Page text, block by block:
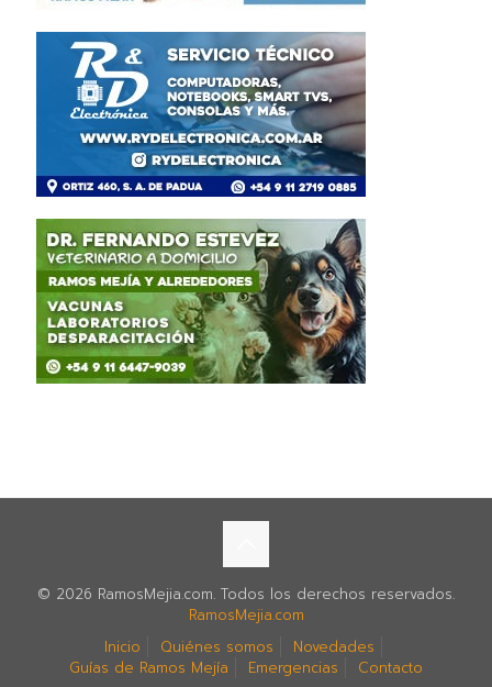
© 2026 RamosMejia.com. Todos los derechos reservados.
RamosMejia.com
Inicio
Quiénes somos
Novedades
Guías de Ramos Mejía
Emergencias Contacto